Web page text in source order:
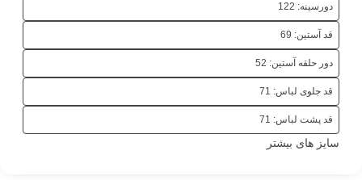
دورسینه: 122
قد آستین: 69
دور حلقه آستین: 52
قد جلوی لباس: 71
قد پشت لباس: 71
سایز های بیشتر